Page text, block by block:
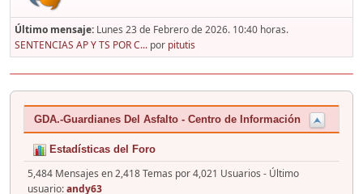
Último mensaje: Lunes 23 de Febrero de 2026. 10:40 horas.
SENTENCIAS AP Y TS POR C... por pitutis
GDA.-Guardianes Del Asfalto - Centro de Información
Estadísticas del Foro
5,484 Mensajes en 2,418 Temas por 4,021 Usuarios - Último
usuario:andy63